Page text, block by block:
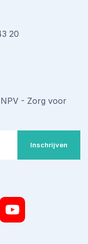
20
- Zorg voor
Inschrijven